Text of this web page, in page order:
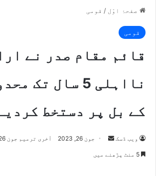
صفحۂ اوّل / قومی
قومی
قائم مقام صدر نے
نااہلی 5 سال تک
کے بل پر دستخط
ویب ڈسک
Send جون 26, 2023 آخری ترمیم جون 26, 2023